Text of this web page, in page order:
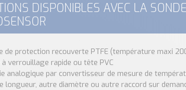
DISPONIBLES AVEC LA
de protection recouverte PTFE (température maxi
à verrouillage rapide ou tête PVC
analogique par convertisseur de mesure de
longueur, autre diamètre ou autre raccord sur